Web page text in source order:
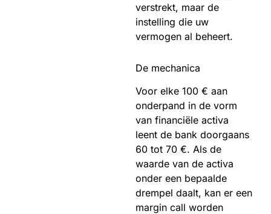
verstrekt, maar de
instelling die uw
vermogen al beheert.
De mechanica
Voor elke 100 € aan
onderpand in de vorm
van financiële activa
leent de bank doorgaans
60 tot 70 €. Als de
waarde van de activa
onder een bepaalde
drempel daalt, kan er een
margin call worden